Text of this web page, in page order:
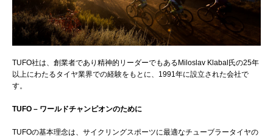
TUFO社は、創業者であり精神的リーダーでもあるMiloslav Klabal氏の25年
以上にわたるタイヤ業界での経験をもとに、1991年に設立された会社で
す。
TUFO – ワールドチャンピオンのために
TUFOの基本理念は、サイクリングスポーツに最適なチューブラータイヤの